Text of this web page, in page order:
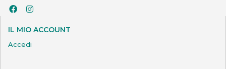
IL MIO ACCOUNT
Accedi